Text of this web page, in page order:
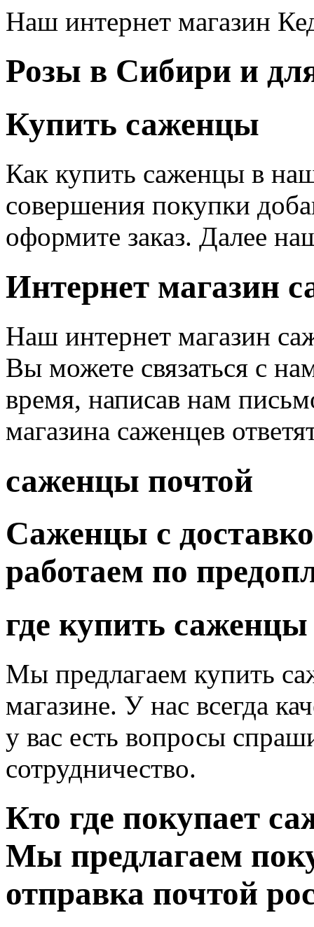
Наш интернет магазин
Розы в Сибири и
Купить саженцы
Как купить саженцы в
совершения покупки
оформите заказ. Далее
Интернет магазин
Наш интернет магазин
Вы можете связаться с
время, написав нам
магазина саженцев
саженцы почтой
Саженцы с
работаем по
где купить саженцы
Мы предлагаем купить
магазине. У нас всегда
у вас есть вопросы
сотрудничество.
Кто где покупает
Мы предлагаем
отправка почтой